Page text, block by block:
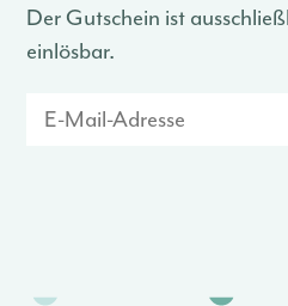
Der Gutschein ist
einlösbar.